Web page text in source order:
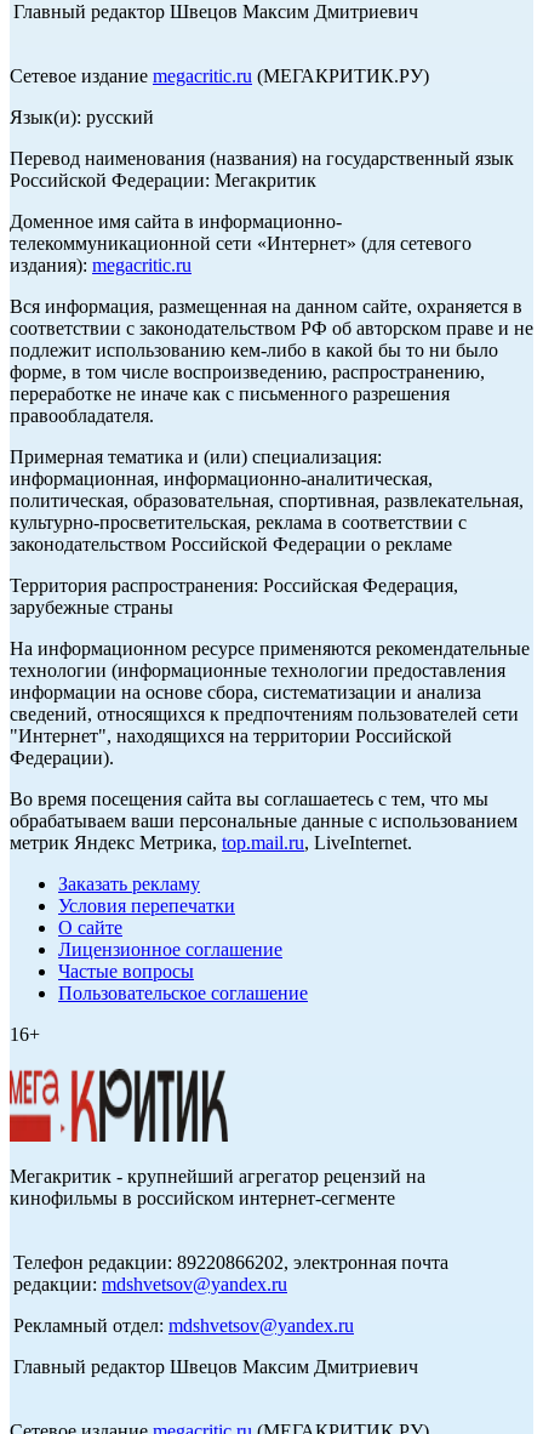
Главный редактор Швецов Максим Дмитриевич
Сетевое издание megacritic.ru (МЕГАКРИТИК.РУ)
Язык(и): русский
Перевод наименования (названия) на государственный язык
Российской Федерации: Мегакритик
Доменное имя сайта в информационно-
телекоммуникационной сети «Интернет» (для сетевого
издания): megacritic.ru
Вся информация, размещенная на данном сайте, охраняется в
соответствии с законодательством РФ об авторском праве и не
подлежит использованию кем-либо в какой бы то ни было
форме, в том числе воспроизведению, распространению,
переработке не иначе как с письменного разрешения
правообладателя.
Примерная тематика и (или) специализация:
информационная, информационно-аналитическая,
политическая, образовательная, спортивная, развлекательная,
культурно-просветительская, реклама в соответствии с
законодательством Российской Федерации о рекламе
Территория распространения: Российская Федерация,
зарубежные страны
На информационном ресурсе применяются рекомендательные
технологии (информационные технологии предоставления
информации на основе сбора, систематизации и анализа
сведений, относящихся к предпочтениям пользователей сети
"Интернет", находящихся на территории Российской
Федерации).
Во время посещения сайта вы соглашаетесь с тем, что мы
обрабатываем ваши персональные данные с использованием
метрик Яндекс Метрика, top.mail.ru, LiveInternet.
Заказать рекламу
Условия перепечатки
О сайте
Лицензионное соглашение
Частые вопросы
Пользовательское соглашение
16+
Мегакритик - крупнейший агрегатор рецензий на
кинофильмы в российском интернет-сегменте
Телефон редакции: 89220866202, электронная почта
редакции: mdshvetsov@yandex.ru
Рекламный отдел: mdshvetsov@yandex.ru
Главный редактор Швецов Максим Дмитриевич